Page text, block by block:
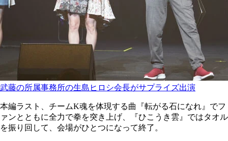
武藤の所属事務所の生島ヒロシ会長がサプライズ出演
本編ラスト、チームK魂を体現する曲『転がる石になれ』でフ
ァンとともに全力で拳を突き上げ、『ひこうき雲』ではタオル
を振り回して、会場がひとつになって終了。